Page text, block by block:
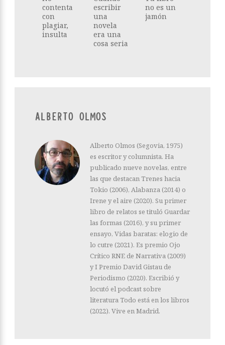
contenta
con
plagiar,
insulta
escribir
una
novela
era una
cosa seria
no es un
jamón
ALBERTO OLMOS
Alberto Olmos (Segovia, 1975)
es escritor y columnista. Ha
publicado nueve novelas, entre
las que destacan Trenes hacia
Tokio (2006), Alabanza (2014) o
Irene y el aire (2020). Su primer
libro de relatos se tituló Guardar
las formas (2016), y su primer
ensayo, Vidas baratas: elogio de
lo cutre (2021). Es premio Ojo
Crítico RNE de Narrativa (2009)
y I Premio David Gistau de
Periodismo (2020). Escribió y
locutó el podcast sobre
literatura Todo está en los libros
(2022). Vive en Madrid.